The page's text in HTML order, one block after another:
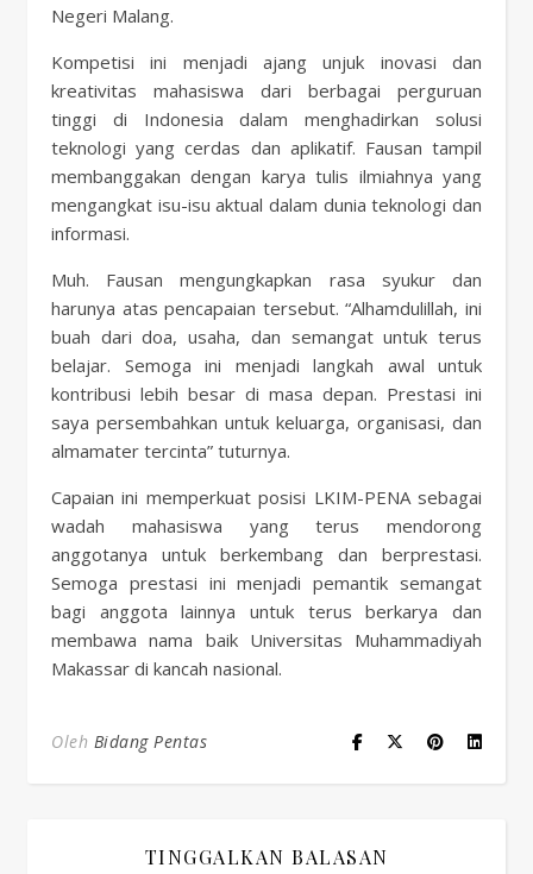
Negeri Malang.
Kompetisi ini menjadi ajang unjuk inovasi dan
kreativitas mahasiswa dari berbagai perguruan
tinggi di Indonesia dalam menghadirkan solusi
teknologi yang cerdas dan aplikatif. Fausan tampil
membanggakan dengan karya tulis ilmiahnya yang
mengangkat isu-isu aktual dalam dunia teknologi dan
informasi.
Muh. Fausan mengungkapkan rasa syukur dan
harunya atas pencapaian tersebut. “Alhamdulillah, ini
buah dari doa, usaha, dan semangat untuk terus
belajar. Semoga ini menjadi langkah awal untuk
kontribusi lebih besar di masa depan. Prestasi ini
saya persembahkan untuk keluarga, organisasi, dan
almamater tercinta” tuturnya.
Capaian ini memperkuat posisi LKIM-PENA sebagai
wadah mahasiswa yang terus mendorong
anggotanya untuk berkembang dan berprestasi.
Semoga prestasi ini menjadi pemantik semangat
bagi anggota lainnya untuk terus berkarya dan
membawa nama baik Universitas Muhammadiyah
Makassar di kancah nasional.
Oleh Bidang Pentas
TINGGALKAN BALASAN